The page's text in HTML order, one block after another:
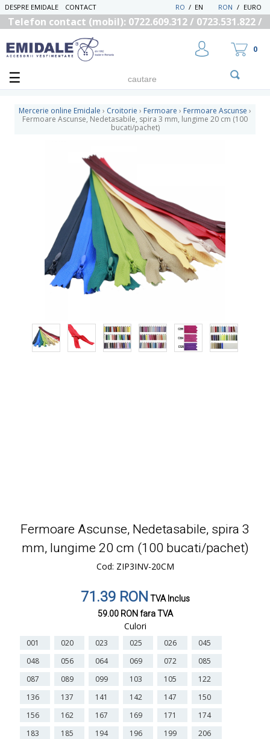
DESPRE EMIDALE CONTACT RON / EURO
EN
/
RO
Telefon contact (mobil): 0722.609.312 / 0723.531.822 /
0
Mercerie online Emidale › Croitorie › Fermoare › Fermoare Ascunse ›
Fermoare Ascunse, Nedetasabile, spira 3 mm, lungime 20 cm (100
bucati/pachet)
Fermoare Ascunse, Nedetasabile, spira 3
mm, lungime 20 cm (100 bucati/pachet)
Cod: ZIP3INV-20CM
71.39 RONTVA Inclus
59.00 RONfara TVA
Culori
001 020 023 025 026
045
048
056 064 069 072
085
087
089 099 103 105
122
136
137 141 142 147
150
156
162 167 169 171
174
183
185 194 196 199
206